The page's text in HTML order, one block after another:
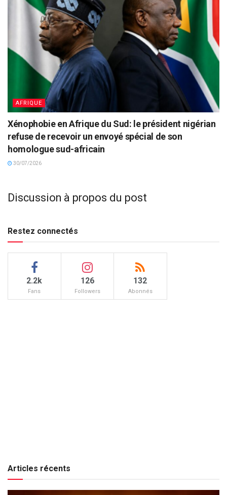
AFRIQUE
Xénophobie en Afrique du Sud: le président nigérian
refuse de recevoir un envoyé spécial de son
homologue sud-africain
30/07/2026
Discussion à propos du post
Restez connectés
2.2k
Fans
126
Followers
132
Abonnés
Articles récents